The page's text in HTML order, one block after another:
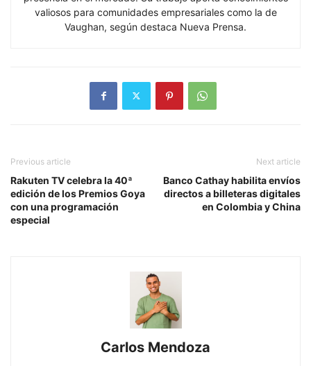
valiosos para comunidades empresariales como la de
Vaughan, según destaca Nueva Prensa.
Previous article
Rakuten TV celebra la 40ª
edición de los Premios Goya
con una programación
especial
Next article
Banco Cathay habilita envíos
directos a billeteras digitales
en Colombia y China
Carlos Mendoza